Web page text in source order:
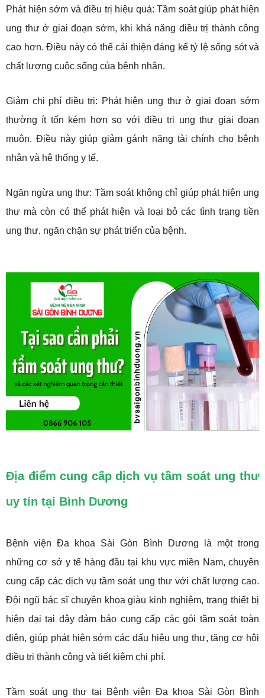
Phát hiện sớm và điều trị hiệu quả: Tầm soát giúp phát hiện
ung thư ở giai đoạn sớm, khi khả năng điều trị thành công
cao hơn. Điều này có thể cải thiện đáng kể tỷ lệ sống sót và
chất lượng cuộc sống của bệnh nhân.
Giảm chi phí điều trị: Phát hiện ung thư ở giai đoạn sớm
thường ít tốn kém hơn so với điều trị ung thư giai đoạn
muộn. Điều này giúp giảm gánh nặng tài chính cho bệnh
nhân và hệ thống y tế.
Ngăn ngừa ung thư: Tầm soát không chỉ giúp phát hiện ung
thư mà còn có thể phát hiện và loại bỏ các tình trạng tiền
ung thư, ngăn chặn sự phát triển của bệnh.
Địa điểm cung cấp dịch vụ tầm soát ung thư
uy tín tại Bình Dương
Bệnh viện Đa khoa Sài Gòn Bình Dương là một trong
những cơ sở y tế hàng đầu tại khu vực miền Nam, chuyên
cung cấp các dịch vụ tầm soát ung thư với chất lượng cao.
Đội ngũ bác sĩ chuyên khoa giàu kinh nghiệm, trang thiết bị
hiện đại tại đây đảm bảo cung cấp các gói tầm soát toàn
diện, giúp phát hiện sớm các dấu hiệu ung thư, tăng cơ hội
điều trị thành công và tiết kiệm chi phí.
Tầm soát ung thư tại Bệnh viện Đa khoa Sài Gòn Bình